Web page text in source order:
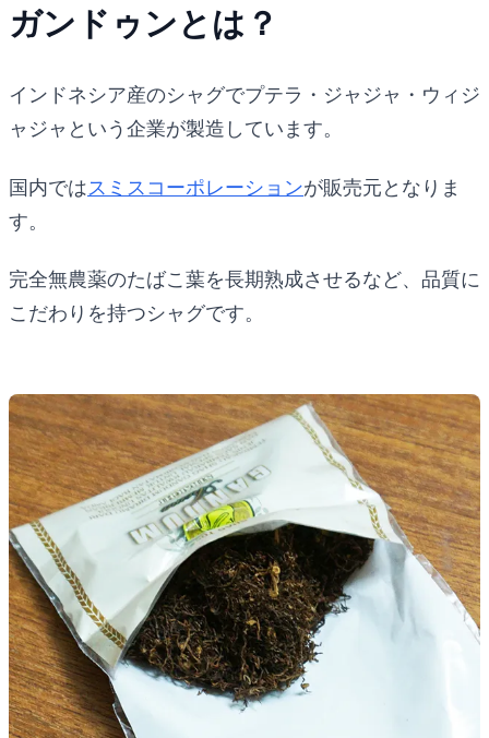
ガンドゥンとは？
インドネシア産のシャグでプテラ・ジャジャ・ウィジ
ャジャという企業が製造しています。
国内ではスミスコーポレーションが販売元となりま
す。
完全無農薬のたばこ葉を長期熟成させるなど、品質に
こだわりを持つシャグです。